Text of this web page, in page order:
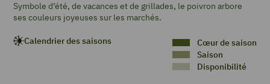
Symbole d’été, de vacances et de grillades, le poivron arbore
ses couleurs joyeuses sur les marchés.
Calendrier des saisons
Cœur de saison
Saison
Disponibilité